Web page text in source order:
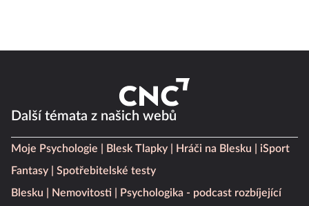
Další témata z našich webů
Moje Psychologie Blesk Tlapky Hráči na Blesku
iSport
Fantasy
Spotřebitelské testy
Blesku
Nemovitosti
Psychologika - podcast rozbíjející